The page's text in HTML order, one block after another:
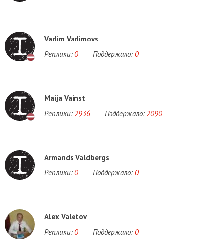
Vadim Vadimovs
Реплики: 0 Поддержало: 0
Maija Vainst
Реплики: 2936 Поддержало: 2090
Armands Valdbergs
Реплики: 0 Поддержало: 0
Alex Valetov
Реплики: 0 Поддержало: 0